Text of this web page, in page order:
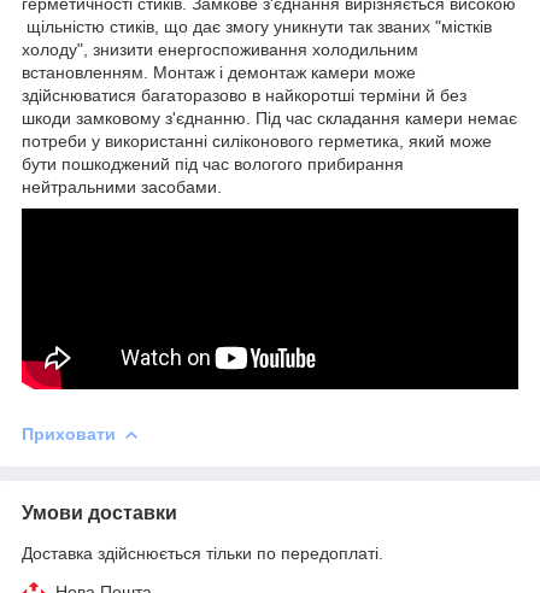
щільністю стиків, що дає змогу уникнути так званих "містків
холоду", знизити енергоспоживання холодильним
встановленням. Монтаж і демонтаж камери може
здійснюватися багаторазово в найкоротші терміни й без
шкоди замковому з'єднанню. Під час складання камери немає
потреби у використанні силіконового герметика, який може
бути пошкоджений під час вологого прибирання
нейтральними засобами.
Приховати
Умови доставки
Доставка здійснюється тільки по передоплаті.